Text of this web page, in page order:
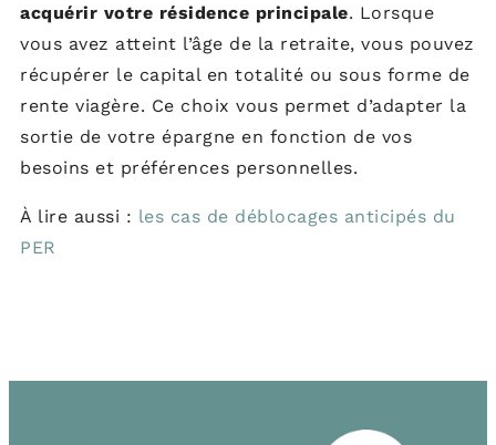
acquérir votre résidence principale. Lorsque
vous avez atteint l’âge de la retraite, vous pouvez
récupérer le capital en totalité ou sous forme de
rente viagère. Ce choix vous permet d’adapter la
sortie de votre épargne en fonction de vos
besoins et préférences personnelles.
À lire aussi : les cas de déblocages anticipés du
PER